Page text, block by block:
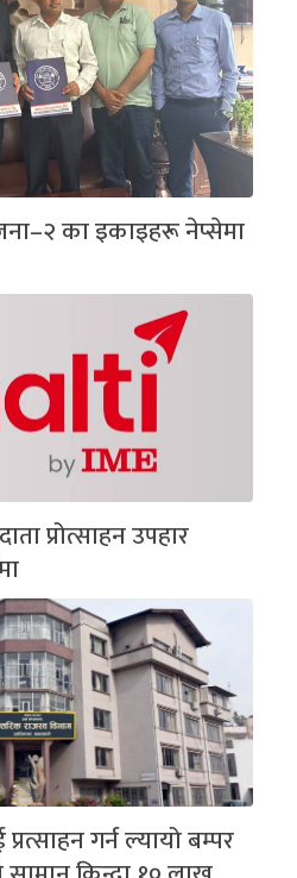
का इकाइहरू नेप्सेमा
प्रोत्साहन उपहार
गर्न ल्यायो बम्पर